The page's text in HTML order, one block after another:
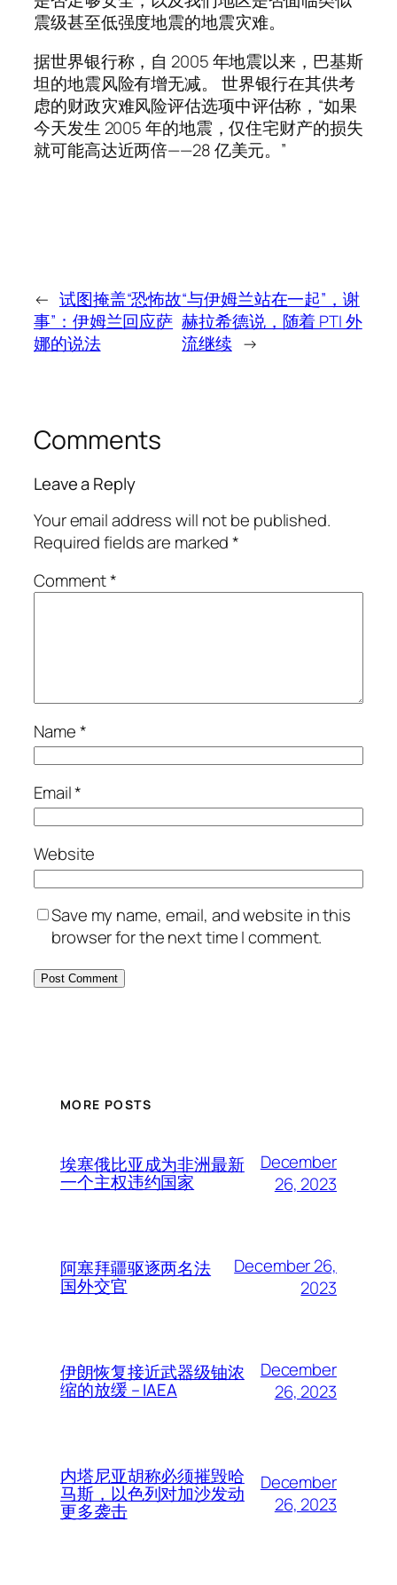
震级甚至低强度地震的地震灾难。
据世界银行称，自 2005 年地震以来，巴基斯
坦的地震风险有增无减。 世界银行在其供考
虑的财政灾难风险评估选项中评估称，“如果
今天发生 2005 年的地震，仅住宅财产的损失
就可能高达近两倍——28 亿美元。”
← 试图掩盖“恐怖故
事”：伊姆兰回应萨
娜的说法
“与伊姆兰站在一起”，谢
赫拉希德说，随着 PTI 外
流继续 →
Comments
Leave a Reply
Your email address will not be published.
Required fields are marked*
Comment*
Name*
Email*
Website
Save my name, email, and website in this
browser for the next time I comment.
MORE POSTS
埃塞俄比亚成为非洲最新
一个主权违约国家
December
26, 2023
阿塞拜疆驱逐两名法
国外交官
December 26,
2023
伊朗恢复接近武器级铀浓
缩的放缓 – IAEA
December
26, 2023
内塔尼亚胡称必须摧毁哈
马斯，以色列对加沙发动
更多袭击
December
26, 2023